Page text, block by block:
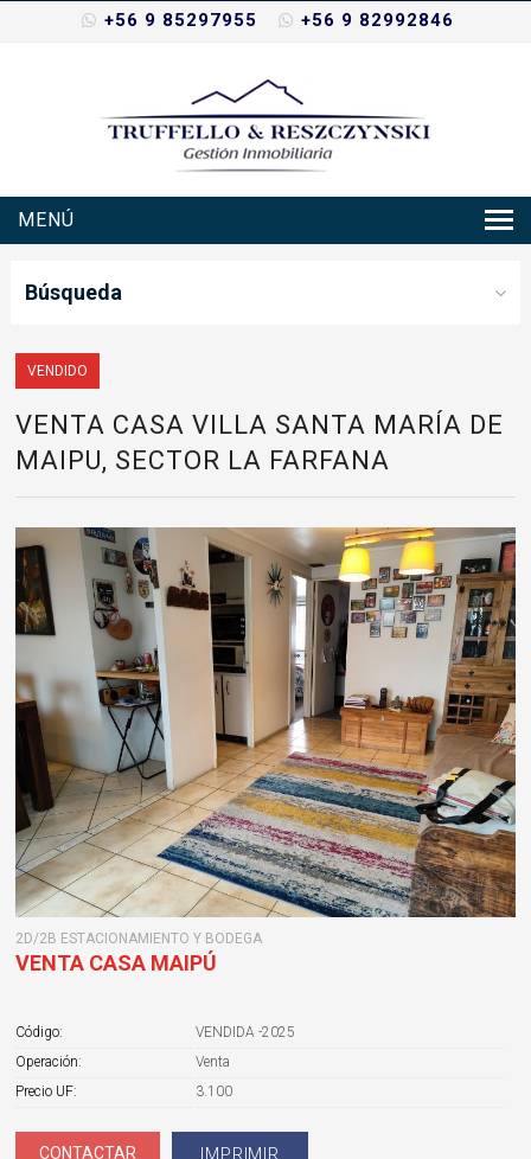
+56 9 85297955 +56 9 82992846
MENÚ
Propiedades
Servicios
Noticias Contacto
Búsqueda
VENDIDO
VENTA CASA VILLA SANTA MARÍA DE
MAIPU, SECTOR LA FARFANA
2D/2B ESTACIONAMIENTO Y BODEGA
VENTA CASA MAIPÚ
Código:
VENDIDA -2025
Operación:
Venta
Precio UF:
3.100
IMPRIMIR